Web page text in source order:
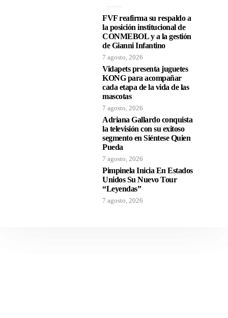
FVF reafirma su respaldo a
la posición institucional de
CONMEBOL y a la gestión
de Gianni Infantino
7 agosto, 2026
Vidapets presenta juguetes
KONG para acompañar
cada etapa de la vida de las
mascotas
7 agosto, 2026
Adriana Gallardo conquista
la televisión con su exitoso
segmento en Siéntese Quien
Pueda
7 agosto, 2026
Pimpinela Inicia En Estados
Unidos Su Nuevo Tour
“Leyendas”
7 agosto, 2026